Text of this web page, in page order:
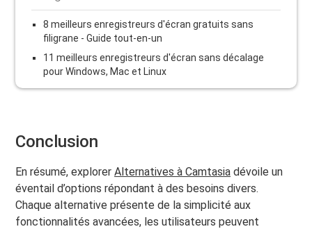
8 meilleurs enregistreurs d'écran gratuits sans
filigrane - Guide tout-en-un
11 meilleurs enregistreurs d'écran sans décalage
pour Windows, Mac et Linux
Conclusion
En résumé, explorerAlternatives à Camtasia dévoile un
éventail d’options répondant à des besoins divers.
Chaque alternative présente de la simplicité aux
fonctionnalités avancées, les utilisateurs peuvent